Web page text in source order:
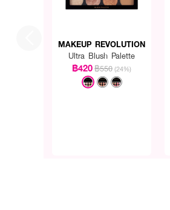
MAKEUP REVOLUTION
Ultra Blush Palette
฿420฿550 (24%)